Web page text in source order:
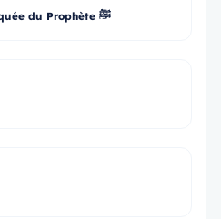
La construction de la mosquée du Prophète ﷺ